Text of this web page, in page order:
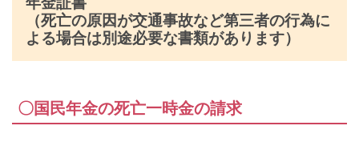
（死亡の原因が交通事故など第三者の行為に
よる場合は別途必要な書類があります）
〇国民年金の死亡一時金の請求